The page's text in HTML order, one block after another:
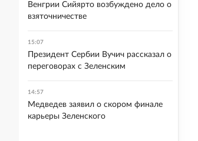
Венгрии Сийярто возбуждено дело о
взяточничестве
15:07
Президент Сербии Вучич рассказал о
переговорах с Зеленским
14:57
Медведев заявил о скором финале
карьеры Зеленского